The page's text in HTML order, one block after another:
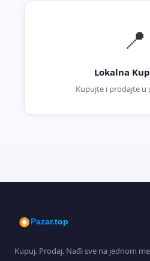
📍
Lokalna
Kupujte i prodajte u
Pazar.top
Kupuj. Prodaj. Nađi sve na jednom